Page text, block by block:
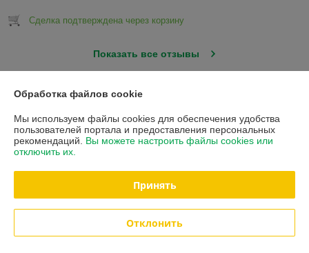
Сделка подтверждена через корзину
Показать все отзывы
О нас
Контакты
Полная версия сайта
Политика обработки cookies
Обработка файлов cookie
Мы используем файлы cookies для обеспечения удобства
пользователей портала и предоставления персональных
рекомендаций. Вы можете настроить файлы cookies или
отключить их.
Принять
Отклонить